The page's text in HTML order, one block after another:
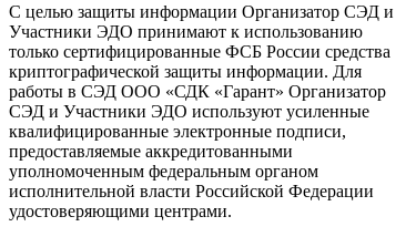
С целью защиты информации Организатор СЭД и
Участники ЭДО принимают к использованию
только сертифицированные ФСБ России средства
криптографической защиты информации. Для
работы в СЭД ООО «СДК «Гарант» Организатор
СЭД и Участники ЭДО используют усиленные
квалифицированные электронные подписи,
предоставляемые аккредитованными
уполномоченным федеральным органом
исполнительной власти Российской Федерации
удостоверяющими центрами.